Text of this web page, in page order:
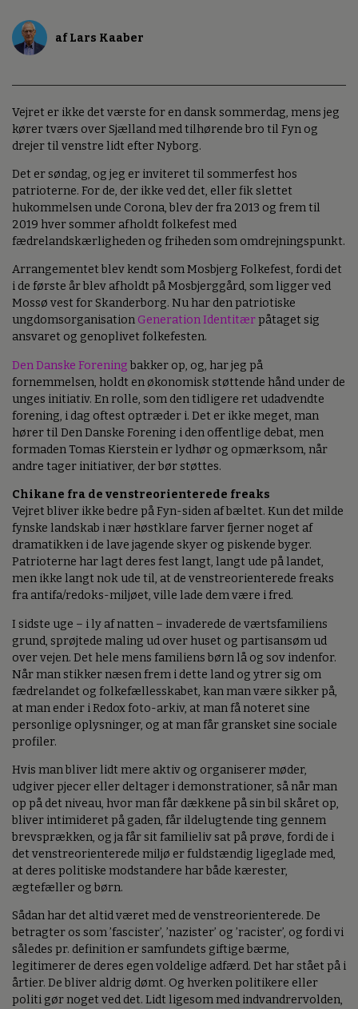
af Lars Kaaber
Vejret er ikke det værste for en dansk sommerdag, mens jeg
kører tværs over Sjælland med tilhørende bro til Fyn og
drejer til venstre lidt efter Nyborg.
Det er søndag, og jeg er inviteret til sommerfest hos
patrioterne. For de, der ikke ved det, eller fik slettet
hukommelsen unde Corona, blev der fra 2013 og frem til
2019 hver sommer afholdt folkefest med
fædrelandskærligheden og friheden som omdrejningspunkt.
Arrangementet blev kendt som Mosbjerg Folkefest, fordi det
i de første år blev afholdt på Mosbjerggård, som ligger ved
Mossø vest for Skanderborg. Nu har den patriotiske
ungdomsorganisation Generation Identitærpåtaget sig
ansvaret og genoplivet folkefesten.
Den Danske Foreningbakker op, og, har jeg på
fornemmelsen, holdt en økonomisk støttende hånd under de
unges initiativ. En rolle, som den tidligere ret udadvendte
forening, i dag oftest optræder i. Det er ikke meget, man
hører til Den Danske Forening i den offentlige debat, men
formaden Tomas Kierstein er lydhør og opmærksom, når
andre tager initiativer, der bør støttes.
Chikane fra de venstreorienterede freaks
Vejret bliver ikke bedre på Fyn-siden af bæltet. Kun det milde
fynske landskab i nær høstklare farver fjerner noget af
dramatikken i de lave jagende skyer og piskende byger.
Patrioterne har lagt deres fest langt, langt ude på landet,
men ikke langt nok ude til, at de venstreorienterede freaks
fra antifa/redoks-miljøet, ville lade dem være i fred.
I sidste uge – i ly af natten – invaderede de værtsfamiliens
grund, sprøjtede maling ud over huset og partisansøm ud
over vejen. Det hele mens familiens børn lå og sov indenfor.
Når man stikker næsen frem i dette land og ytrer sig om
fædrelandet og folkefællesskabet, kan man være sikker på,
at man ender i Redox foto-arkiv, at man få noteret sine
personlige oplysninger, og at man får gransket sine sociale
profiler.
Hvis man bliver lidt mere aktiv og organiserer møder,
udgiver pjecer eller deltager i demonstrationer, så når man
op på det niveau, hvor man får dækkene på sin bil skåret op,
bliver intimideret på gaden, får ildelugtende ting gennem
brevsprækken, og ja får sit familieliv sat på prøve, fordi de i
det venstreorienterede miljø er fuldstændig ligeglade med,
at deres politiske modstandere har både kærester,
ægtefæller og børn.
Sådan har det altid været med de venstreorienterede. De
betragter os som ’fascister’, ’nazister’ og ’racister’, og fordi vi
således pr. definition er samfundets giftige bærme,
legitimerer de deres egen voldelige adfærd. Det har stået på i
årtier. De bliver aldrig dømt. Og hverken politikere eller
politi gør noget ved det. Lidt ligesom med indvandrervolden,